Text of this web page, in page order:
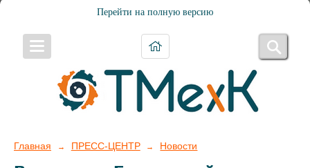
Перейти на полную версию
Главная → ПРЕСС-ЦЕНТР → Новости